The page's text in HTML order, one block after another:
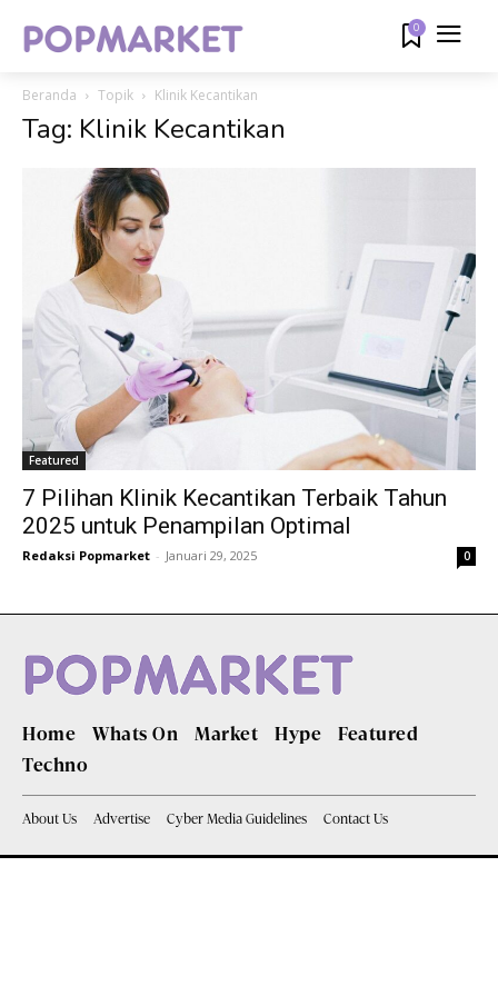
0
Beranda Topik Klinik Kecantikan
Tag: Klinik Kecantikan
Featured
7 Pilihan Klinik Kecantikan Terbaik Tahun
2025 untuk Penampilan Optimal
Redaksi Popmarket - Januari 29, 2025 0
Home Whats On Market Hype
Featured
Techno
About Us Advertise Cyber Media Guidelines Contact Us